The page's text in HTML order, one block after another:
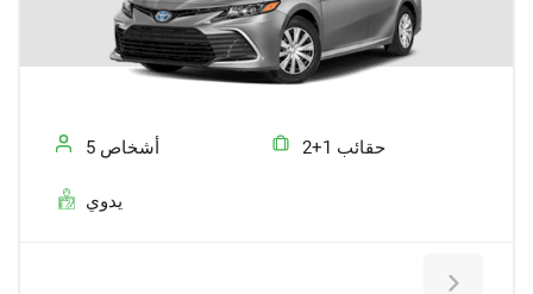
5 أشخاص 2+1 حقائب
يدوي